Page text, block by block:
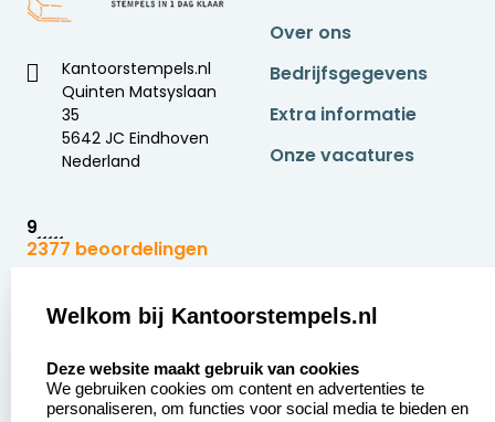
Kantoorstempels.nl
Quinten Matsyslaan
35
5642 JC Eindhoven
Nederland
9
2377 beoordelingen
Over ons
Bedrijfsgegevens
Extra informatie
Onze vacatures
Zakelijk:
Aanvraag op maat
Betaling &
Klantenservice:
Contact opnemen
Veel gestelde vragen
Welkom bij Kantoorstempels.nl
Deze website maakt gebruik van cookies
We gebruiken cookies om content en advertenties te
personaliseren, om functies voor social media te bieden en